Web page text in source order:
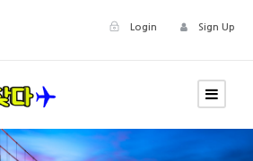
Login Sign Up